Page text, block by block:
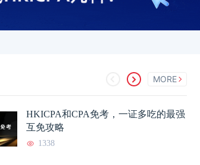
MORE
HKICPA和CPA免考，一证多吃的最强
互免攻略
1338
2026-07-20
香港CPA和内地CPA免考，
香港CPA好考吗？难度、